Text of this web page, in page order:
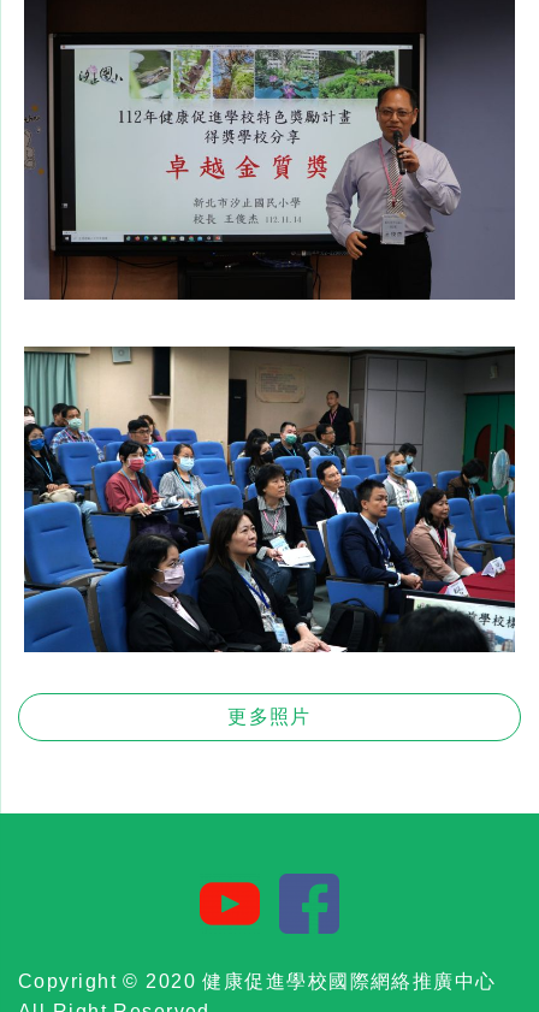
更多照片
Copyright © 2020 健康促進學校國際網絡推廣中心